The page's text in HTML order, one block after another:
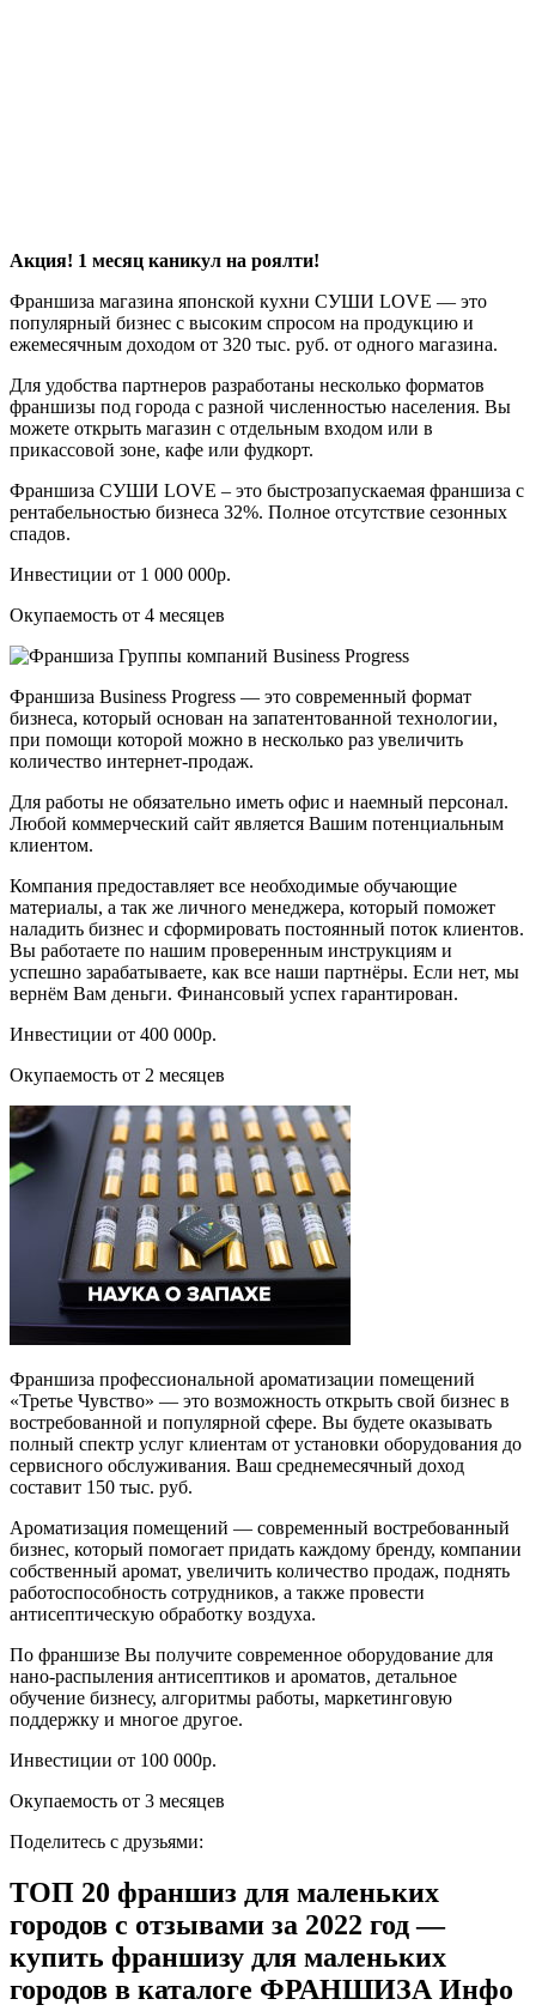
Акция! 1 месяц каникул на роялти!
Франшиза магазина японской кухни СУШИ LOVE — это
популярный бизнес с высоким спросом на продукцию и
ежемесячным доходом от 320 тыс. руб. от одного магазина.
Для удобства партнеров разработаны несколько форматов
франшизы под города с разной численностью населения. Вы
можете открыть магазин с отдельным входом или в
прикассовой зоне, кафе или фудкорт.
Франшиза СУШИ LOVE – это быстрозапускаемая франшиза с
рентабельностью бизнеса 32%. Полное отсутствие сезонных
спадов.
Инвестиции от 1 000 000р.
Окупаемость от 4 месяцев
Франшиза Business Progress — это современный формат
бизнеса, который основан на запатентованной технологии,
при помощи которой можно в несколько раз увеличить
количество интернет-продаж.
Для работы не обязательно иметь офис и наемный персонал.
Любой коммерческий сайт является Вашим потенциальным
клиентом.
Компания предоставляет все необходимые обучающие
материалы, а так же личного менеджера, который поможет
наладить бизнес и сформировать постоянный поток клиентов.
Вы работаете по нашим проверенным инструкциям и
успешно зарабатываете, как все наши партнёры. Если нет, мы
вернём Вам деньги. Финансовый успех гарантирован.
Инвестиции от 400 000р.
Окупаемость от 2 месяцев
Франшиза профессиональной ароматизации помещений
«Третье Чувство» — это возможность открыть свой бизнес в
востребованной и популярной сфере. Вы будете оказывать
полный спектр услуг клиентам от установки оборудования до
сервисного обслуживания. Ваш среднемесячный доход
составит 150 тыс. руб.
Ароматизация помещений — современный востребованный
бизнес, который помогает придать каждому бренду, компании
собственный аромат, увеличить количество продаж, поднять
работоспособность сотрудников, а также провести
антисептическую обработку воздуха.
По франшизе Вы получите современное оборудование для
нано-распыления антисептиков и ароматов, детальное
обучение бизнесу, алгоритмы работы, маркетинговую
поддержку и многое другое.
Инвестиции от 100 000р.
Окупаемость от 3 месяцев
Поделитесь с друзьями:
ТОП 20 франшиз для маленьких
городов с отзывами за 2022 год —
купить франшизу для маленьких
городов в каталоге ФРАНШИЗА Инфо